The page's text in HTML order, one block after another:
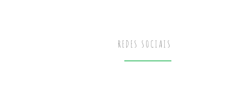
REDES SOCIAIS